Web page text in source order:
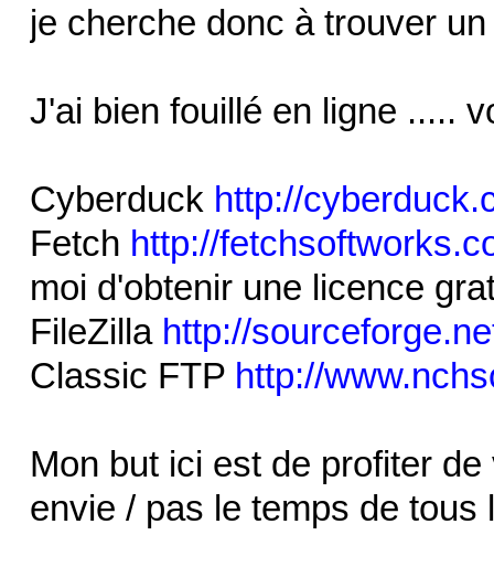
je cherche donc à trouver
J'ai bien fouillé en ligne .....
Cyberduck http://
Fetch http://
moi d'obtenir une licence
FileZilla http://
Classic FTP http://
Mon but ici est de profiter
envie / pas le temps de